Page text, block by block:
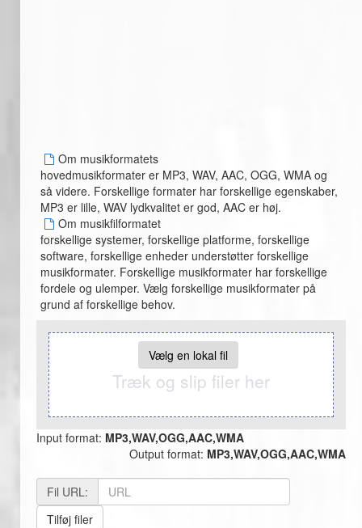
Om musikformatets
hovedmusikformater er MP3, WAV, AAC, OGG, WMA og
så videre. Forskellige formater har forskellige egenskaber,
MP3 er lille, WAV lydkvalitet er god, AAC er høj.
Om musikfilformatet
forskellige systemer, forskellige platforme, forskellige
software, forskellige enheder understøtter forskellige
musikformater. Forskellige musikformater har forskellige
fordele og ulemper. Vælg forskellige musikformater på
grund af forskellige behov.
Vælg en lokal fil
Træk og slip filer her
Input format: MP3,WAV,OGG,AAC,WMA
Output format: MP3,WAV,OGG,AAC,WMA
Fil URL:
Tilføj filer